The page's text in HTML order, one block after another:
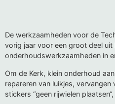
De werkzaamheden voor de
vorig jaar voor een groot deel uit
onderhoudswerkzaamheden in
Om de Kerk, klein onderhoud
repareren van luikjes,
stickers “geen rijwielen